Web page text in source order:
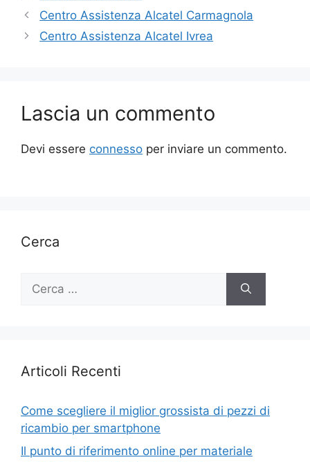
Centro Assistenza Alcatel Carmagnola
Centro Assistenza Alcatel Ivrea
Lascia un commento
Devi essere connesso per inviare un commento.
Cerca
per:
Articoli Recenti
Come scegliere il miglior grossista di pezzi di
ricambio per smartphone
Il punto di riferimento online per materiale